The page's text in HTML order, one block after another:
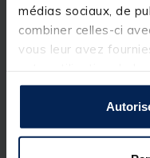
médias sociaux, de
combiner celles-ci
vous leur avez
Description
Le fluorocarbone
réalisation de
chods, les spiners
Vous l'aurez